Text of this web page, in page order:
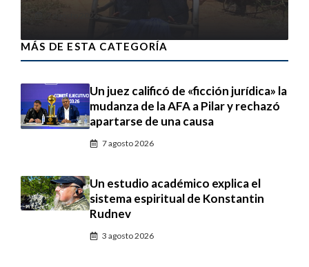
MÁS DE ESTA CATEGORÍA
Un juez calificó de «ficción jurídica» la
mudanza de la AFA a Pilar y rechazó
apartarse de una causa
7 agosto 2026
Un estudio académico explica el
sistema espiritual de Konstantin
Rudnev
3 agosto 2026